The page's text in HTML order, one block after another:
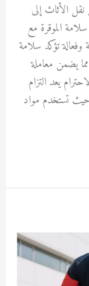
الأثاث إلى
الموقرة مع
تؤكد سلامة
يضمن معاملة
يعد التزام
حيث تستخدم مواد